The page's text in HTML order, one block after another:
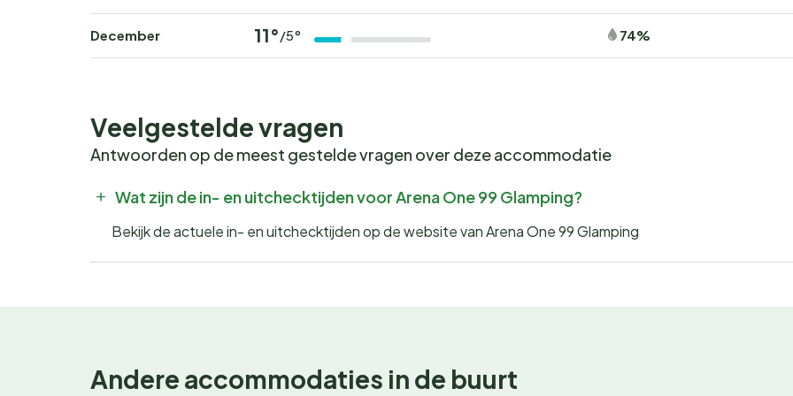
December 11°/5° 74%
Veelgestelde vragen
Antwoorden op de meest gestelde vragen over deze accommodatie
Wat zijn de in- en uitchecktijden voor Arena One 99 Glamping?
Bekijk de actuele in- en uitchecktijden op de website van Arena One 99 Glamping
Andere accommodaties in de buurt